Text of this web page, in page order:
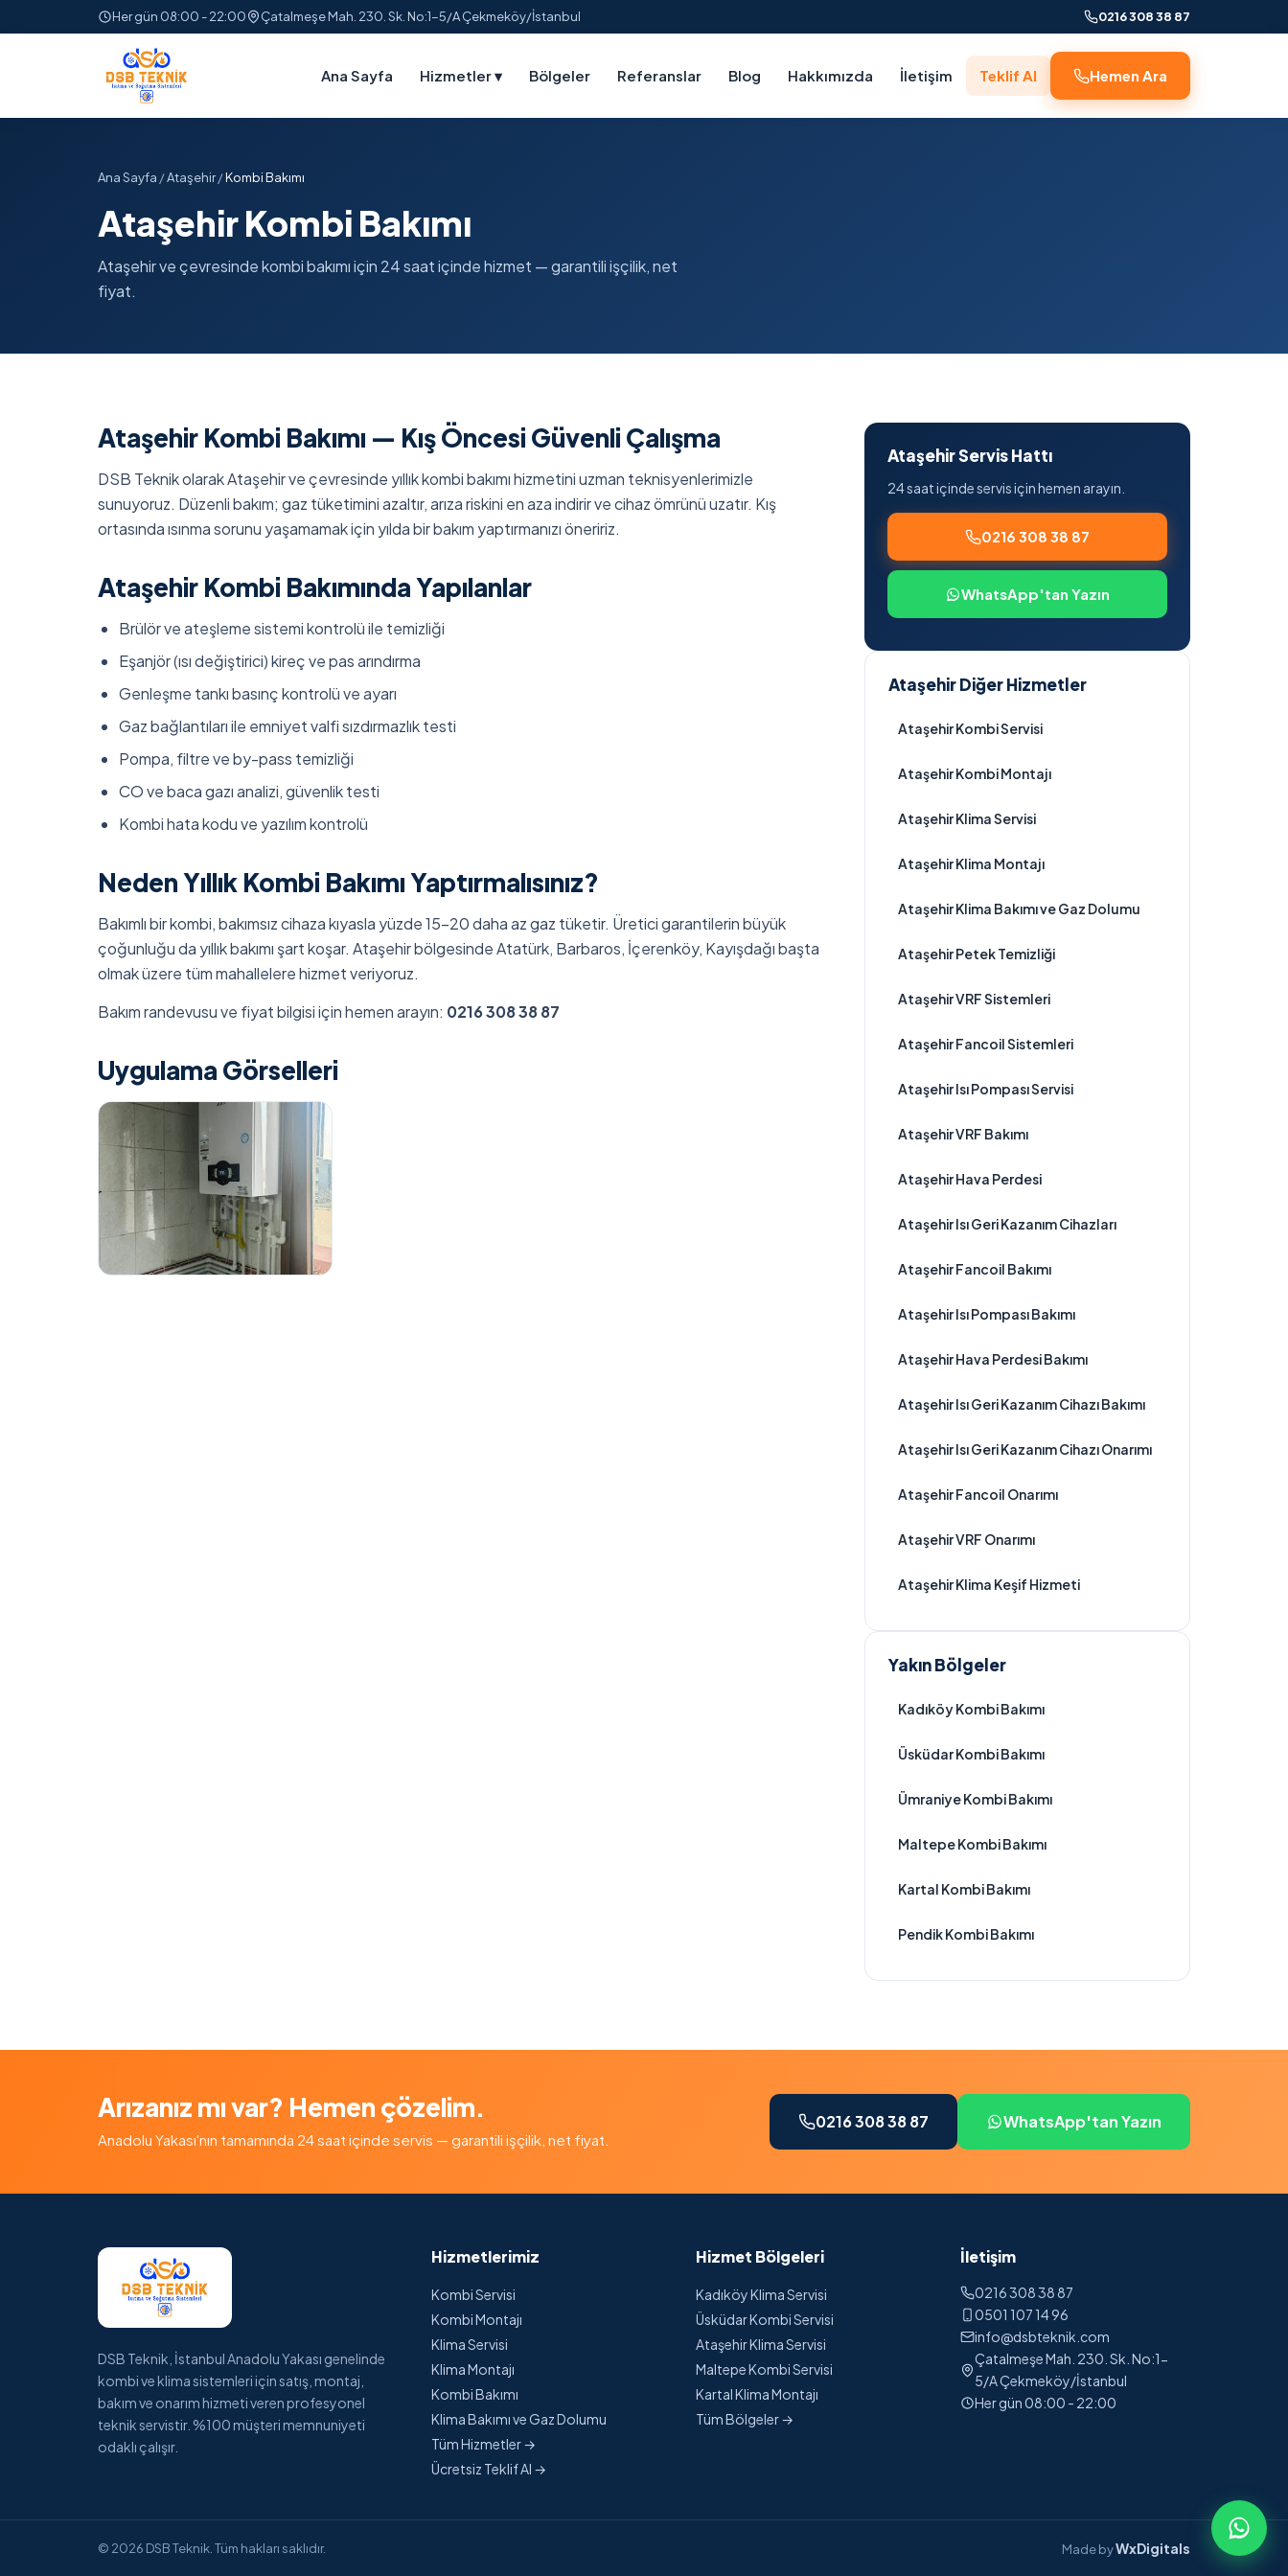
Her gün 08:00 - 22:00 Çatalmeşe Mah. 230. Sk. No:1-5/A Çekmeköy/İstanbul 0216 308 38 87
Ana Sayfa Hizmetler▾ Bölgeler Referanslar Blog Hakkımızda İletişim Teklif Al Hemen Ara
Ana Sayfa /Ataşehir/Kombi Bakımı
Ataşehir Kombi Bakımı
Ataşehir ve çevresinde kombi bakımı için 24 saat içinde hizmet — garantili işçilik, net
fiyat.
Ataşehir Kombi Bakımı — Kış Öncesi Güvenli Çalışma
DSB Teknik olarak Ataşehir ve çevresinde yıllık kombi bakımı hizmetini uzman teknisyenlerimizle
sunuyoruz. Düzenli bakım; gaz tüketimini azaltır, arıza riskini en aza indirir ve cihaz ömrünü uzatır. Kış
ortasında ısınma sorunu yaşamamak için yılda bir bakım yaptırmanızı öneririz.
Ataşehir Kombi Bakımında Yapılanlar
Brülör ve ateşleme sistemi kontrolü ile temizliği
Eşanjör (ısı değiştirici) kireç ve pas arındırma
Genleşme tankı basınç kontrolü ve ayarı
Gaz bağlantıları ile emniyet valfi sızdırmazlık testi
Pompa, filtre ve by-pass temizliği
CO ve baca gazı analizi, güvenlik testi
Kombi hata kodu ve yazılım kontrolü
Neden Yıllık Kombi Bakımı Yaptırmalısınız?
Bakımlı bir kombi, bakımsız cihaza kıyasla yüzde 15-20 daha az gaz tüketir. Üretici garantilerin büyük
çoğunluğu da yıllık bakımı şart koşar. Ataşehir bölgesinde Atatürk, Barbaros, İçerenköy, Kayışdağı başta
olmak üzere tüm mahallelere hizmet veriyoruz.
Bakım randevusu ve fiyat bilgisi için hemen arayın: 0216 308 38 87
Uygulama Görselleri
Ataşehir Servis Hattı
24 saat içinde servis için hemen arayın.
0216 308 38 87
WhatsApp'tan Yazın
Ataşehir Diğer Hizmetler
Ataşehir Kombi Servisi
Ataşehir Kombi Montajı
Ataşehir Klima Servisi
Ataşehir Klima Montajı
Ataşehir Klima Bakımı ve Gaz Dolumu
Ataşehir Petek Temizliği
Ataşehir VRF Sistemleri
Ataşehir Fancoil Sistemleri
Ataşehir Isı Pompası Servisi
Ataşehir VRF Bakımı
Ataşehir Hava Perdesi
Ataşehir Isı Geri Kazanım Cihazları
Ataşehir Fancoil Bakımı
Ataşehir Isı Pompası Bakımı
Ataşehir Hava Perdesi Bakımı
Ataşehir Isı Geri Kazanım Cihazı Bakımı
Ataşehir Isı Geri Kazanım Cihazı Onarımı
Ataşehir Fancoil Onarımı
Ataşehir VRF Onarımı
Ataşehir Klima Keşif Hizmeti
Yakın Bölgeler
Kadıköy Kombi Bakımı
Üsküdar Kombi Bakımı
Ümraniye Kombi Bakımı
Maltepe Kombi Bakımı
Kartal Kombi Bakımı
Pendik Kombi Bakımı
Arızanız mı var? Hemen çözelim.
Anadolu Yakası'nın tamamında 24 saat içinde servis — garantili işçilik, net fiyat.
0216 308 38 87 WhatsApp'tan Yazın
DSB Teknik, İstanbul Anadolu Yakası genelinde
kombi ve klima sistemleri için satış, montaj,
bakım ve onarım hizmeti veren profesyonel
teknik servistir. %100 müşteri memnuniyeti
odaklı çalışır.
Hizmetlerimiz
Kombi Servisi
Kombi Montajı
Klima Servisi
Klima Montajı
Kombi Bakımı
Klima Bakımı ve Gaz Dolumu
Tüm Hizmetler →
Ücretsiz Teklif Al →
Hizmet Bölgeleri
Kadıköy Klima Servisi
Üsküdar Kombi Servisi
Ataşehir Klima Servisi
Maltepe Kombi Servisi
Kartal Klima Montajı
Tüm Bölgeler →
İletişim
0216 308 38 87
0501 107 14 96
info@dsbteknik.com
Çatalmeşe Mah. 230. Sk. No:1-
5/A Çekmeköy/İstanbul
Her gün 08:00 - 22:00
© 2026 DSB Teknik. Tüm hakları saklıdır. Made byWxDigitals